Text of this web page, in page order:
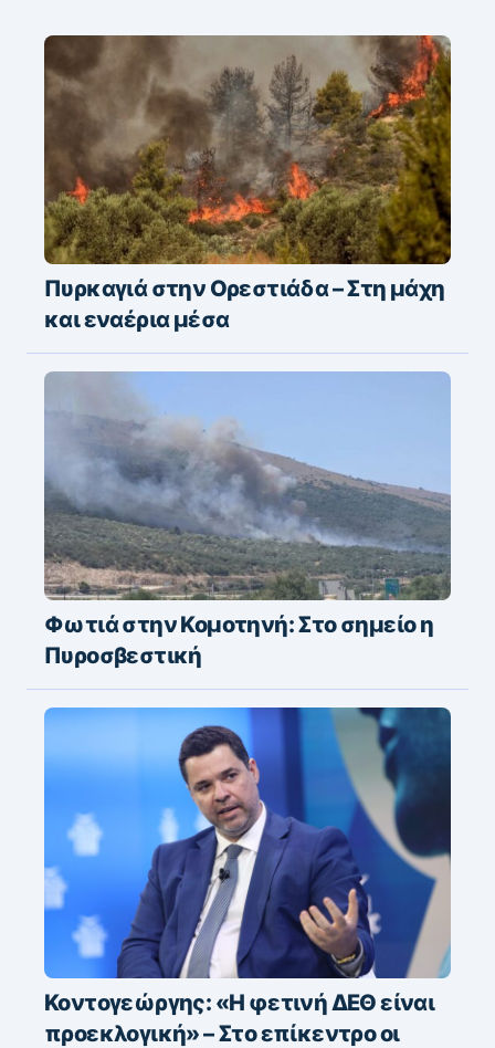
Πυρκαγιά στην Ορεστιάδα – Στη μάχη
και εναέρια μέσα
Φωτιά στην Κομοτηνή: Στο σημείο η
Πυροσβεστική
Κοντογεώργης: «Η φετινή ΔΕΘ είναι
προεκλογική» – Στο επίκεντρο οι